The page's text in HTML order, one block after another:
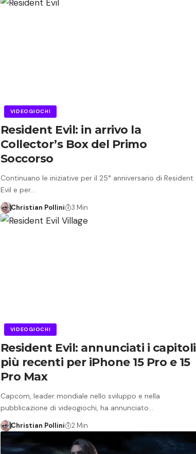
VIDEOGIOCHI
Resident Evil: in arrivo la
Collector’s Box del Primo
Soccorso
Continuano le iniziative per il 25° anniversario di Resident
Evil e per…
Christian Pollini 3 Min
VIDEOGIOCHI
Resident Evil: annunciati i capitoli
più recenti per iPhone 15 Pro e 15
Pro Max
Capcom, leader mondiale nello sviluppo e nella
pubblicazione di videogiochi, ha annunciato…
Christian Pollini 2 Min